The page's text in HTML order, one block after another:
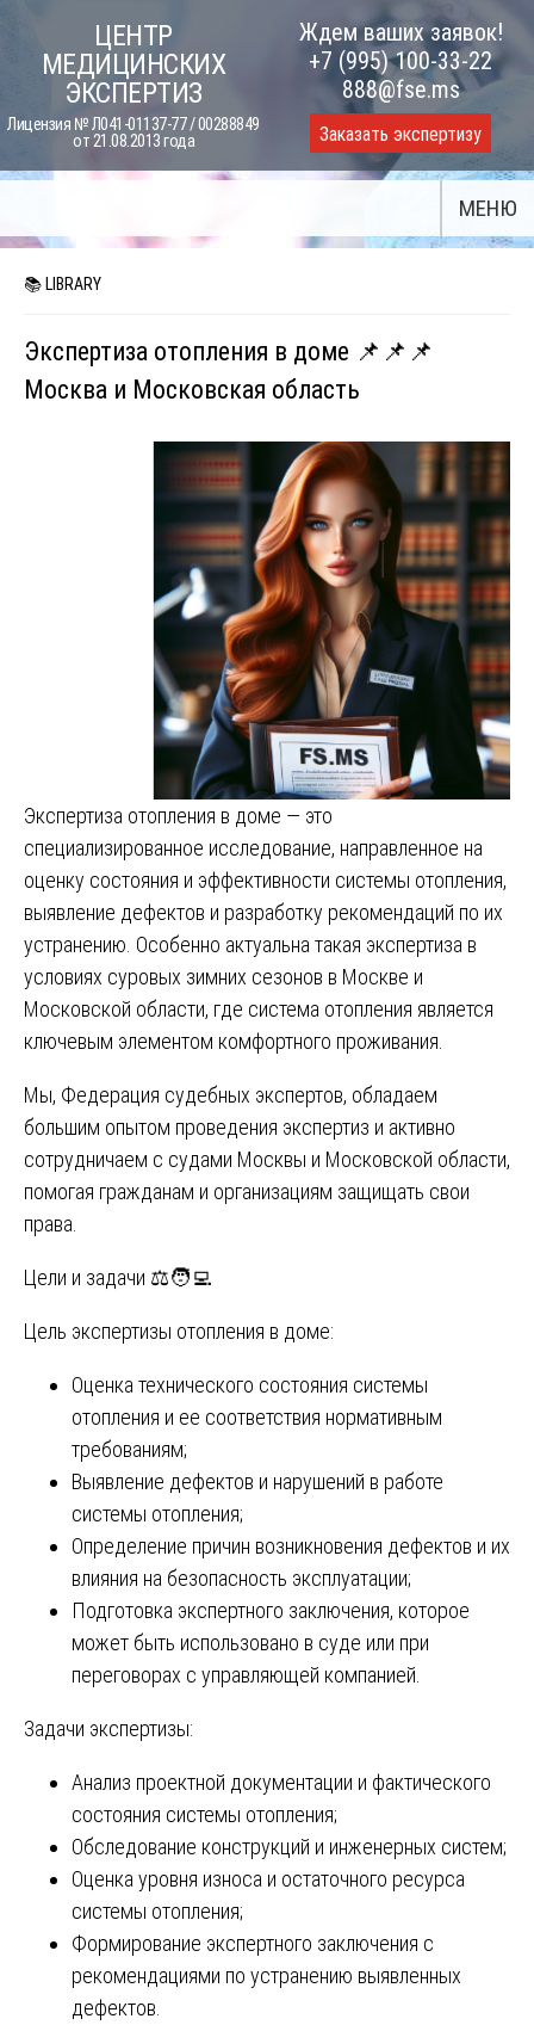
content
ЦЕНТР
МЕДИЦИНСКИХ
ЭКСПЕРТИЗ
Лицензия № Л041-01137-77 / 00288849
от 21.08.2013 года
Ждем ваших заявок!
+7 (995) 100-33-22
888@fse.ms
Заказать экспертизу
МЕНЮ
📚 LIBRARY
Экспертиза отопления в доме 📌📌📌
Москва и Московская область
Экспертиза отопления в доме — это
специализированное исследование, направленное на
оценку состояния и эффективности системы отопления,
выявление дефектов и разработку рекомендаций по их
устранению. Особенно актуальна такая экспертиза в
условиях суровых зимних сезонов в Москве и
Московской области, где система отопления является
ключевым элементом комфортного проживания.
Мы, Федерация судебных экспертов, обладаем
большим опытом проведения экспертиз и активно
сотрудничаем с судами Москвы и Московской области,
помогая гражданам и организациям защищать свои
права.
Цели и задачи ⚖️🧑‍💻
Цель экспертизы отопления в доме:
Оценка технического состояния системы
отопления и ее соответствия нормативным
требованиям;
Выявление дефектов и нарушений в работе
системы отопления;
Определение причин возникновения дефектов и их
влияния на безопасность эксплуатации;
Подготовка экспертного заключения, которое
может быть использовано в суде или при
переговорах с управляющей компанией.
Задачи экспертизы:
Анализ проектной документации и фактического
состояния системы отопления;
Обследование конструкций и инженерных систем;
Оценка уровня износа и остаточного ресурса
системы отопления;
Формирование экспертного заключения с
рекомендациями по устранению выявленных
дефектов.